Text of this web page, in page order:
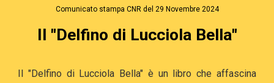
Comunicato stampa CNR del 29 Novembre 2024
Il "Delfino di Lucciola Bella"
Il "Delfino di Lucciola Bella" è un libro che affascina